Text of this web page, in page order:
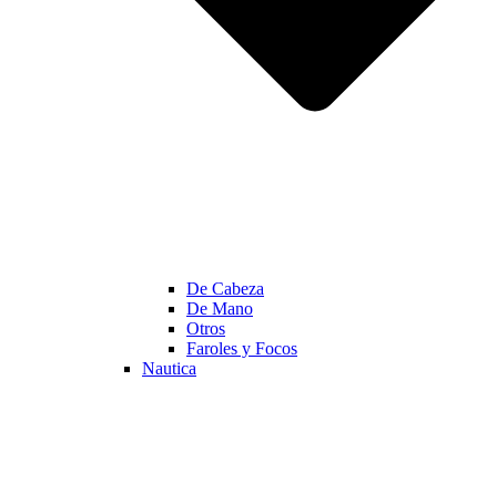
De Cabeza
De Mano
Otros
Faroles y Focos
Nautica